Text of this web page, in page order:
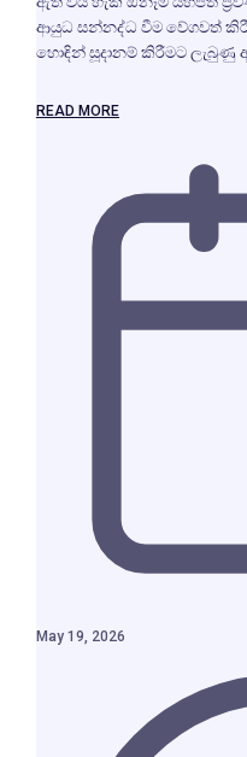
ආයුධ සන්නද්ධ වීම වේගවත්
හොඳින් සූදානම් කිරීමට ලැබුණු
READ MORE
May 19, 2026